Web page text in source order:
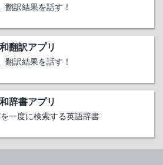
翻訳結果を話す！
翻訳アプリ
翻訳結果を話す！
辞書アプリ
一度に検索する英語辞書